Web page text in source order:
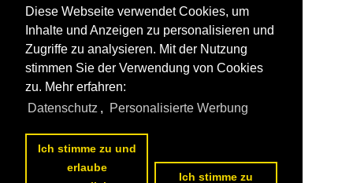
Diese Webseite verwendet Cookies, um
Inhalte und Anzeigen zu personalisieren und
Zugriffe zu analysieren. Mit der Nutzung
stimmen Sie der Verwendung von Cookies
zu. Mehr erfahren:
Datenschutz , Personalisierte Werbung
Ich stimme zu und
erlaube
Ich stimme zu